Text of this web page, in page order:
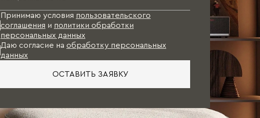
Принимаю условия пользовательского
соглашения и политики обработки
персональных данных
Даю согласие на обработку персональных
данных
ОСТАВИТЬ ЗАЯВКУ